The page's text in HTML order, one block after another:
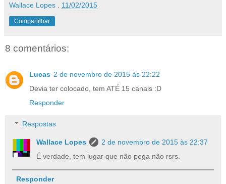
Wallace Lopes 11/02/2015
Compartilhar
8 comentários:
Lucas 2 de novembro de 2015 às 22:22
Devia ter colocado, tem ATÉ 15 canais :D
Responder
Respostas
Wallace Lopes
2 de novembro de 2015 às 22:37
É verdade, tem lugar que não pega não rsrs.
Responder